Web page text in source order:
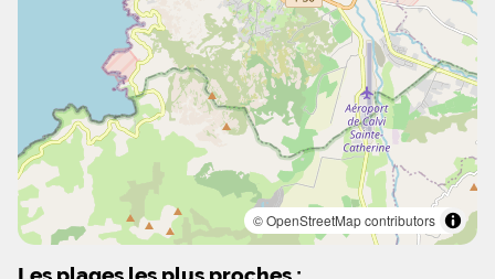
© OpenStreetMap contributors